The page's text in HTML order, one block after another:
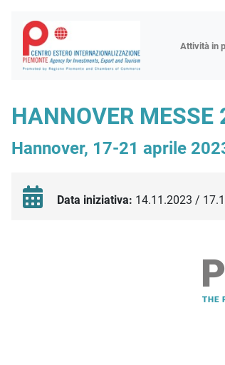
Attività in
HANNOVER
Hannover, 17-21 aprile
Data iniziativa: 14.11.2023 /